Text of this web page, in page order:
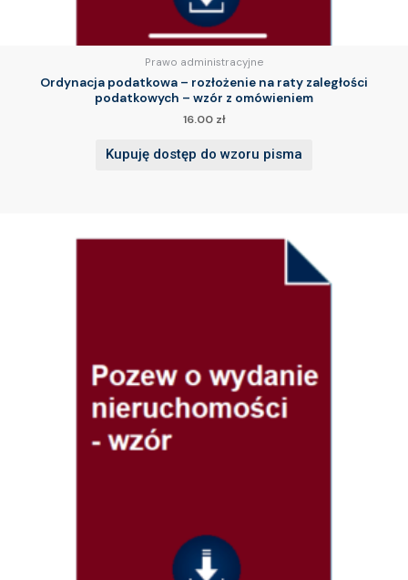
Prawo administracyjne
Ordynacja podatkowa – rozłożenie na raty zaległości
podatkowych – wzór z omówieniem
16.00 zł
Kupuję dostęp do wzoru pisma